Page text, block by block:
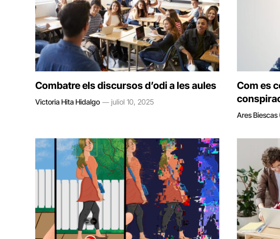
Combatre els discursos d’odi a les aules
Victoria Hita Hidalgo juliol 10, 2025
Com es
Ares